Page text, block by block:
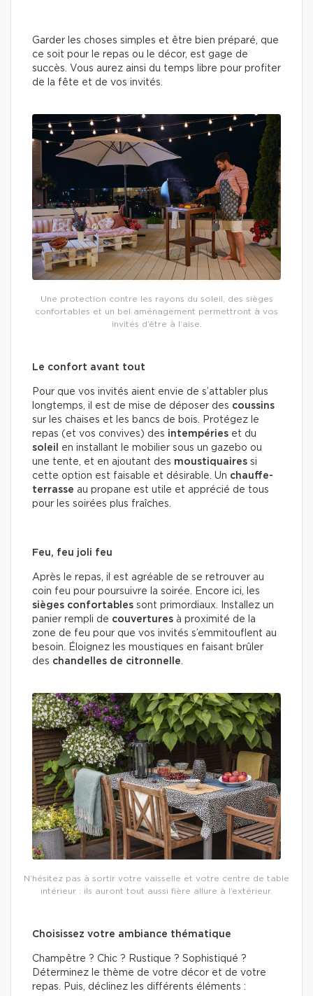
Garder les choses simples et être bien préparé, que
ce soit pour le repas ou le décor, est gage de
succès. Vous aurez ainsi du temps libre pour profiter
de la fête et de vos invités.
Une protection contre les rayons du soleil, des sièges
confortables et un bel aménagement permettront à vos
invités d’être à l’aise.
Le confort avant tout
Pour que vos invités aient envie de s’attabler plus
longtemps, il est de mise de déposer des coussins
sur les chaises et les bancs de bois. Protégez le
repas (et vos convives) des intempéries et du
soleil
en installant le mobilier sous un gazebo ou
une tente, et en ajoutant des moustiquaires si
cette option est faisable et désirable. Un chauffe-
terrasse au propane est utile et apprécié de tous
pour les soirées plus fraîches.
Feu, feu joli feu
Après le repas, il est agréable de se retrouver au
coin feu pour poursuivre la soirée. Encore ici, les
sièges confortables sont primordiaux. Installez un
panier rempli de couvertures à proximité de la
zone de feu pour que vos invités s’emmitouflent au
besoin. Éloignez les moustiques en faisant brûler
des chandelles de citronnelle.
N’hésitez pas à sortir votre vaisselle et votre centre de table
intérieur : ils auront tout aussi fière allure à l’extérieur.
Choisissez votre ambiance thématique
Champêtre ? Chic ? Rustique ? Sophistiqué ?
Déterminez le thème de votre décor et de votre
repas. Puis, déclinez les différents éléments :